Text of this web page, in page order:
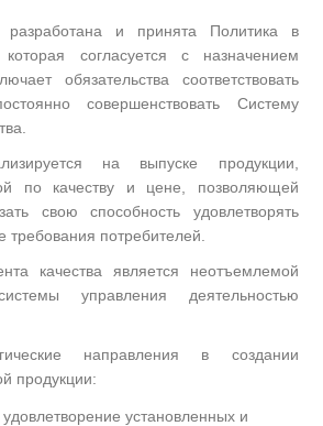
и принята Политика в
которая согласуется с назначением
обязательства соответствовать
совершенствовать Систему
на выпуске продукции,
по качеству и цене, позволяющей
свою способность удовлетворять
потребителей.
качества является неотъемлемой
управления деятельностью
направления в создании
продукции:
установленных и